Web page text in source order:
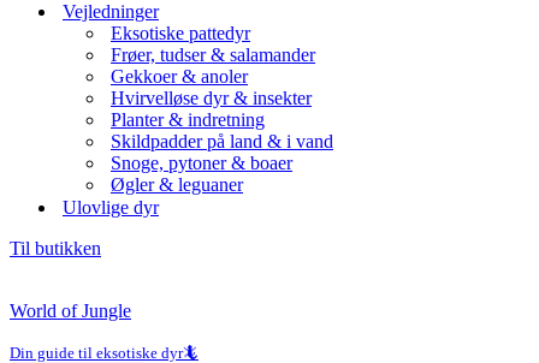
Vejledninger
Eksotiske pattedyr
Frøer, tudser & salamander
Gekkoer & anoler
Hvirvelløse dyr & insekter
Planter & indretning
Skildpadder på land & i vand
Snoge, pytoner & boaer
Øgler & leguaner
Ulovlige dyr
Til butikken
World of Jungle
Din guide til eksotiske dyr🦎